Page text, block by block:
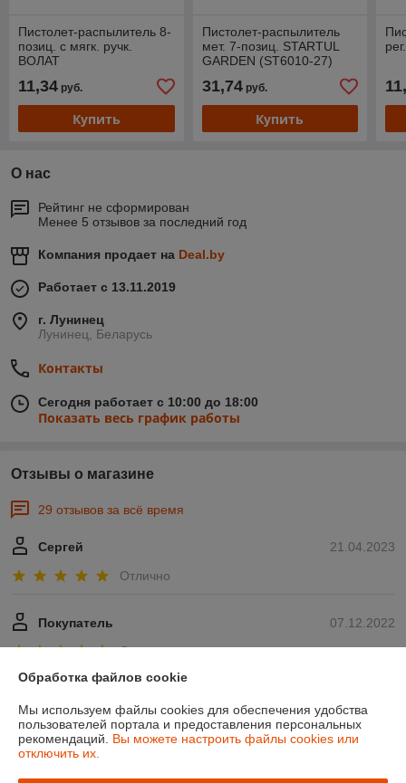
Пистолет-распылитель 8-
позиц. с мягк. ручк.
ВОЛАТ
11,34 руб.
Купить
Пистолет-распылитель
мет. 7-позиц. STARTUL
GARDEN (ST6010-27)
31,74руб.
Купить
О нас
Рейтинг не сформирован
Менее 5 отзывов за последний год
Компания продает на Deal.by
Работает с 13.11.2019
г. Лунинец
Лунинец, Беларусь
Контакты
Сегодня работает с 10:00 до 18:00
Показать весь график работы
Отзывы о магазине
29 отзывов за всё время
21.04.2023
Сергей
Отлично
07.12.2022
Покупатель
Отлично
Показать все отзывы
О нас
Обработка файлов cookie
Мы используем файлы cookies для обеспечения удобства
пользователей портала и предоставления персональных
рекомендаций. Вы можете настроить файлы cookies или
отключить их.